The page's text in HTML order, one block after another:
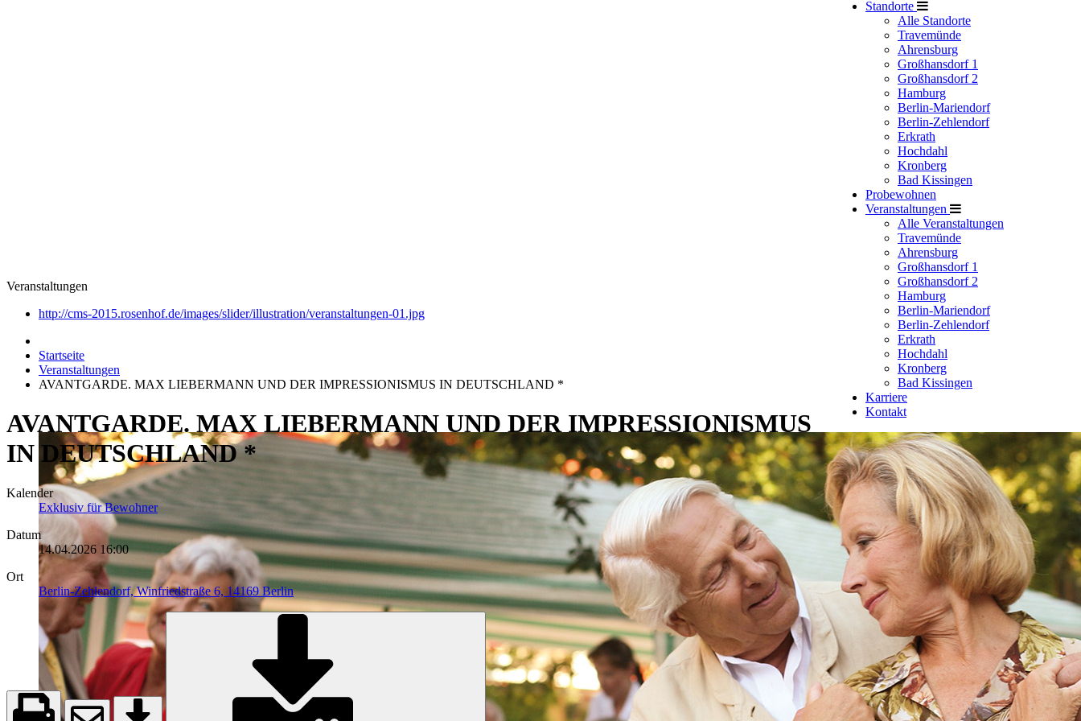
Standorte
Alle Standorte
Travemünde
Ahrensburg
Großhansdorf 1
Großhansdorf 2
Hamburg
Berlin-Mariendorf
Berlin-Zehlendorf
Erkrath
Hochdahl
Kronberg
Bad Kissingen
Probewohnen
Veranstaltungen
Alle Veranstaltungen
Travemünde
Ahrensburg
Großhansdorf 1
Großhansdorf 2
Hamburg
Berlin-Mariendorf
Berlin-Zehlendorf
Erkrath
Hochdahl
Kronberg
Bad Kissingen
Karriere
Kontakt
Veranstaltungen
http://cms-2015.rosenhof.de/images/slider/illustration/veranstaltungen-01.jpg
Startseite
Veranstaltungen
AVANTGARDE. MAX LIEBERMANN UND DER IMPRESSIONISMUS IN DEUTSCHLAND *
AVANTGARDE. MAX LIEBERMANN UND DER IMPRESSIONISMUS
IN DEUTSCHLAND *
Kalender
Exklusiv für Bewohner
Datum
14.04.2026 16:00
Ort
Berlin-Zehlendorf, Winfriedstraße 6, 14169 Berlin